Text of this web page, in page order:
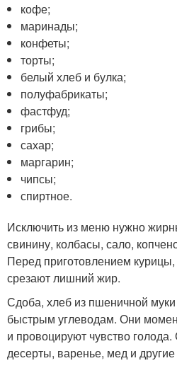
кофе;
маринады;
конфеты;
торты;
белый хлеб и булка;
полуфабрикаты;
фастфуд;
грибы;
сахар;
маргарин;
чипсы;
спиртное.
Исключить из меню нужно
свинину, колбасы, сало,
Перед приготовлением
срезают лишний жир.
Сдоба, хлеб из пшеничной муки
быстрым углеводам. Они
и провоцируют чувство
десерты, варенье, мед и другие